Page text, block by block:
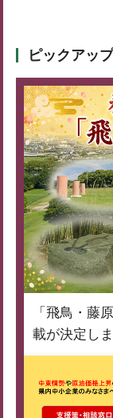
ピックアップ
「飛鳥・藤
載が決定し